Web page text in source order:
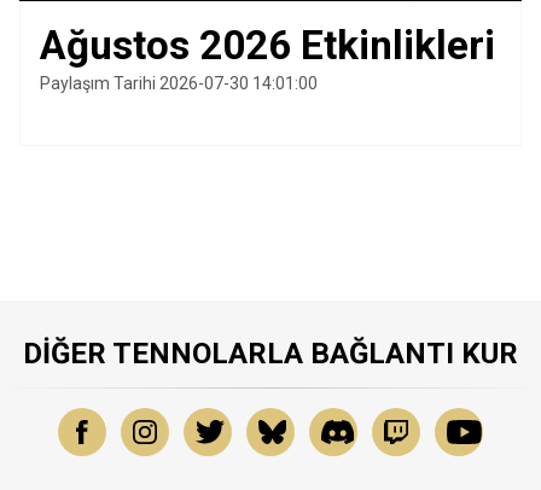
Ağustos 2026 Etkinlikleri
Paylaşım Tarihi 2026-07-30 14:01:00
DIĞER TENNOLARLA BAĞLANTI KUR